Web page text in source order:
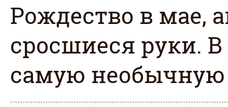
Рождество в мае,
сросшиеся руки.
самую необычную